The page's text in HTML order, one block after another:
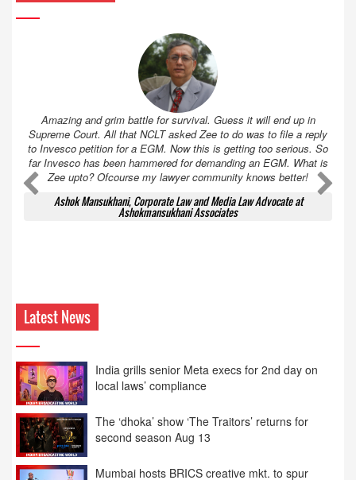
Amazing and grim battle for survival. Guess it will end up in
Supreme Court. All that NCLT asked Zee to do was to file a reply
to Invesco petition for a EGM. Now this is getting too serious. So
far Invesco has been hammered for demanding an EGM. What is
Zee upto? Ofcourse my lawyer community knows better!
Ashok Mansukhani, Corporate Law and Media Law Advocate at
Ashokmansukhani Associates
Latest News
local laws’ compliance
The ‘dhoka’ show ‘The Traitors’ returns for
second season Aug 13
Mumbai hosts BRICS creative mkt. to spur
cross-border partnerships
Sunny’s ‘Ghayal’ returns to theatres today